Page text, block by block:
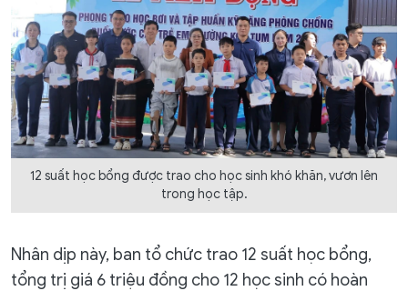
12 suất học bổng được trao cho học sinh khó khăn, vươn lên
trong học tập.
Nhân dịp này, ban tổ chức trao 12 suất học bổng,
tổng trị giá 6 triệu đồng cho 12 học sinh có hoàn